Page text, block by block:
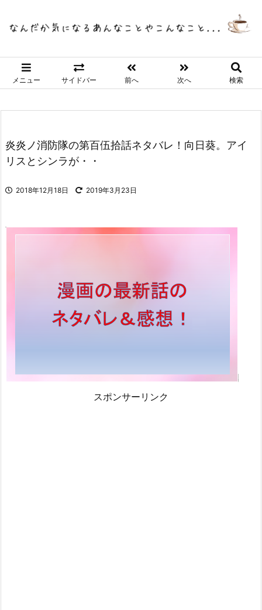
メニュー サイドバー 前へ 次へ 検索
炎炎ノ消防隊の第百伍拾話ネタバレ！向日葵。アイ
リスとシンラが・・
2018年12月18日 2019年3月23日
スポンサーリンク